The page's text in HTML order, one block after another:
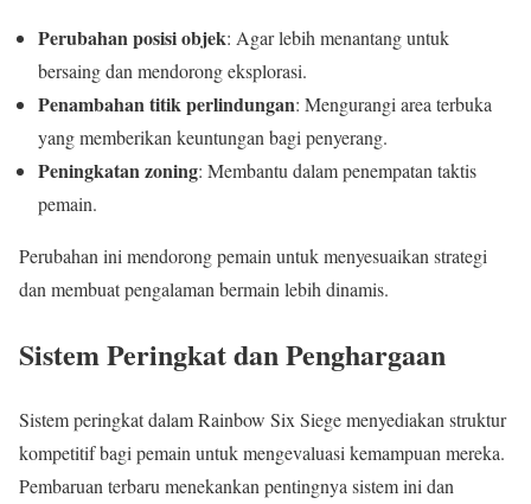
Perubahan posisi objek: Agar lebih menantang untuk
bersaing dan mendorong eksplorasi.
Penambahan titik perlindungan: Mengurangi area terbuka
yang memberikan keuntungan bagi penyerang.
Peningkatan zoning: Membantu dalam penempatan taktis
pemain.
Perubahan ini mendorong pemain untuk menyesuaikan strategi
dan membuat pengalaman bermain lebih dinamis.
Sistem Peringkat dan Penghargaan
Sistem peringkat dalam Rainbow Six Siege menyediakan struktur
kompetitif bagi pemain untuk mengevaluasi kemampuan mereka.
Pembaruan terbaru menekankan pentingnya sistem ini dan